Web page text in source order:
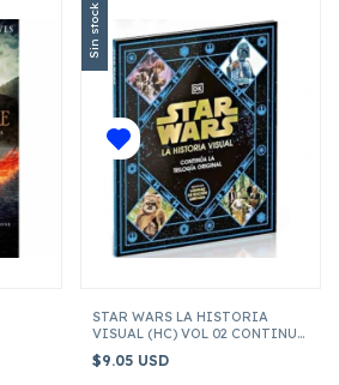
Sin stock
STAR WARS LA HISTORIA
VISUAL (HC) VOL 02 CONTINUA
$9.05 USD